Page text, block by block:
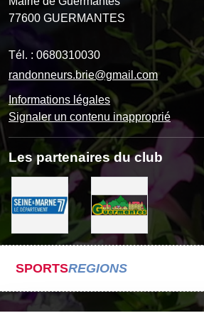
77600 GUERMANTES
Tél. : 0680310030
randonneurs.brie@gmail.com
Informations légales
Signaler un contenu inapproprié
Les partenaires du club
SPORTSREGIONS